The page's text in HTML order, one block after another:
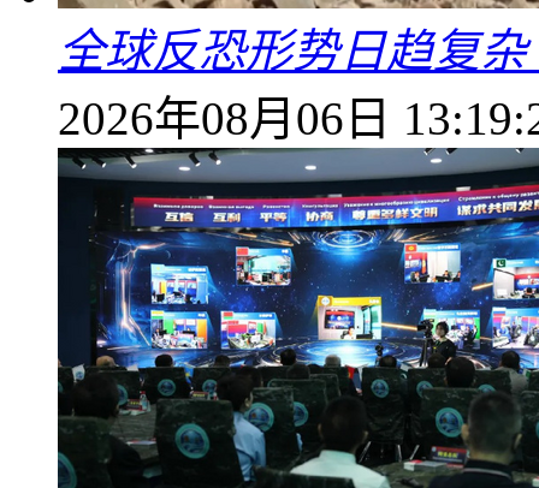
全球反恐形势日趋复
2026年08月06日